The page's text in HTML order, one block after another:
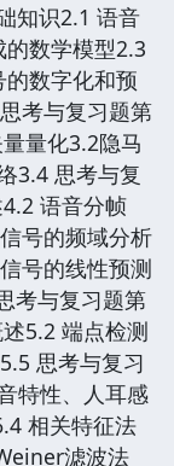
知识2.1 语音
数学模型2.3
数字化和预
考与复习题第
量化3.2隐马
3.4 思考与复
语音分帧
号的频域分析
号的线性预测
考与复习题第
5.2 端点检测
思考与复习
特性、人耳感
相关特征法
滤波法